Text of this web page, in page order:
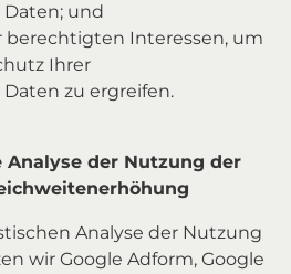
und
berechtigten Interessen, um
Ihrer
zu ergreifen.
Analyse der Nutzung der
Analyse der Nutzung
wir Google Adform, Google